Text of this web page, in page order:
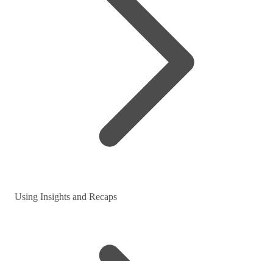
Using Insights and Recaps